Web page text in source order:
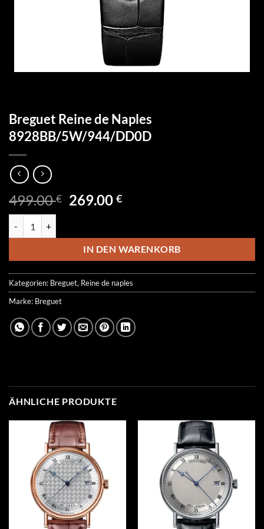
Breguet Reine de Naples
8928BB/5W/944/DD0D
499.00€ Ursprünglicher
499.00 €
269.00€Aktueller
269.00 €.
IN DEN WARENKORB
Kategorien: Breguet, Reine de naples
Marke: Breguet
ÄHNLICHE PRODUKTE